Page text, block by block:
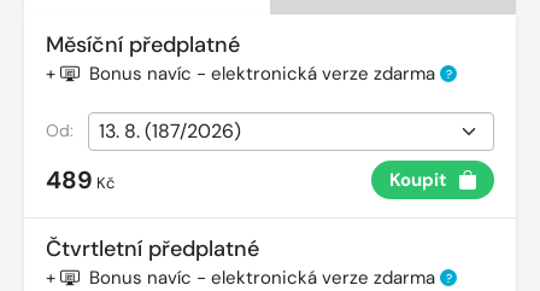
Měsíční předplatné
+ Bonus navíc - elektronická verze zdarma ?
Od:
489 Kč Koupit
Čtvrtletní předplatné
+ Bonus navíc - elektronická verze zdarma ?